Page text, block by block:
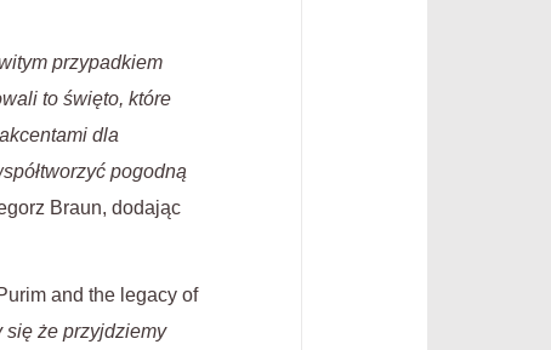
przypadkiem
to święto, które
dla
pogodną
Braun, dodając
and the legacy of
się że przyjdziemy